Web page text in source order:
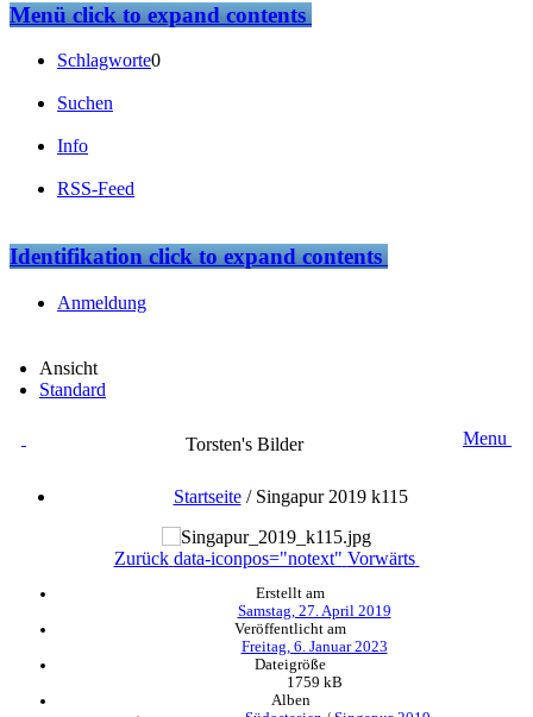
Menüclick to expand contents
Schlagworte0
Suchen
Info
RSS-Feed
Identifikationclick to expand contents
Anmeldung
Ansicht
Standard
Torsten's Bilder Menu
Startseite/ Singapur 2019 k115
Zurück data-iconpos="notext" Vorwärts
Erstellt am
Samstag, 27. April 2019
Veröffentlicht am
Freitag, 6. Januar 2023
Dateigröße
1759 kB
Alben